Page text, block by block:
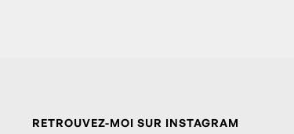
RETROUVEZ-MOI SUR INSTAGRAM